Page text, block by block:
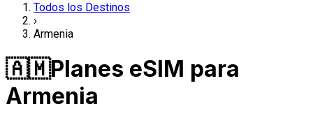
Todos los Destinos
›
Armenia
🇦🇲Planes eSIM para
Armenia